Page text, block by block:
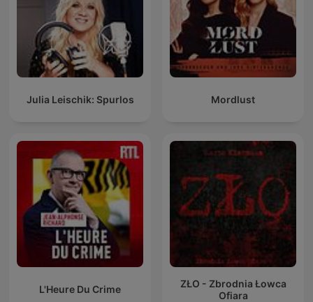
Julia Leischik: Spurlos Mordlust
L'Heure Du Crime
ZŁO - Zbrodnia Łowca
Ofiara